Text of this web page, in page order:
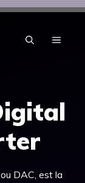
MENU
DAC, est la